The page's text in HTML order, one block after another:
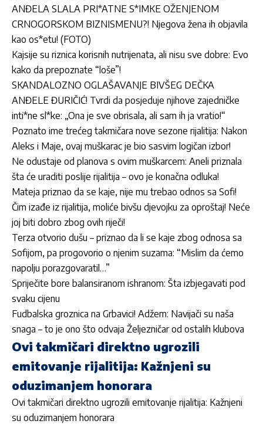
ANĐELA SLALA PRI*ATNE S*IMKE OŽENJENOM
CRNOGORSKOM BIZNISMENU?! Njegova žena ih objavila
kao os*etu! (FOTO)
Kajsije su riznica korisnih nutrijenata, ali nisu sve dobre: Evo
kako da prepoznate “loše”!
SKANDALOZNO OGLAŠAVANJE BIVŠEG DEČKA
ANĐELE ĐURIČIĆ! Tvrdi da posjeduje njihove zajedničke
inti*ne sl*ke: „Ona je sve obrisala, ali sam ih ja vratio!“
Poznato ime trećeg takmičara nove sezone rijalitija: Nakon
Aleks i Maje, ovaj muškarac je bio sasvim logičan izbor!
Ne odustaje od planova s ovim muškarcem: Aneli priznala
šta će uraditi poslije rijalitija – ovo je konačna odluka!
Mateja priznao da se kaje, nije mu trebao odnos sa Sofi!
Čim izađe iz rijalitija, moliće bivšu djevojku za oproštaj! Neće
joj biti dobro zbog ovih riječi!
Terza otvorio dušu – priznao da li se kaje zbog odnosa sa
Sofijom, pa progovorio o njenim suzama: “Mislim da ćemo
napolju porazgovaratil…”
Spriječite bore balansiranom ishranom: Šta izbjegavati pod
svaku cijenu
Fudbalska groznica na Grbavici! Adžem: Navijači su naša
snaga – to je ono što odvaja Željezničar od ostalih klubova
Ovi takmičari direktno ugrozili
emitovanje rijalitija: Kažnjeni su
oduzimanjem honorara
Ovi takmičari direktno ugrozili emitovanje rijalitija: Kažnjeni
su oduzimanjem honorara